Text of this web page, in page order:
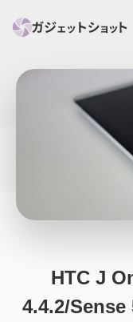
スマホ
スマー
HTC J
4.4.2/Sense